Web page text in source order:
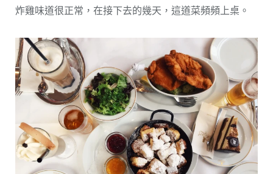
炸雞味道很正常，在接下去的幾天，這道菜頻頻上桌。